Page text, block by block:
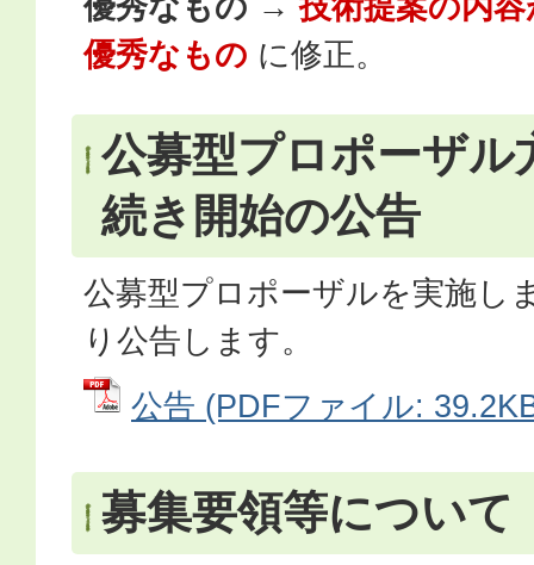
優秀なもの に修正。
公募型プロポーザル
続き開始の公告
公募型プロポーザルを実施し
り公告します。
公告 (PDFファイル:
募集要領等について